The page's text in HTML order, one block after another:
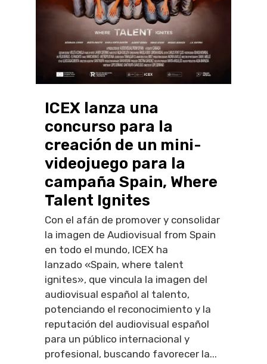
ICEX lanza una
concurso para la
creación de un mini-
videojuego para la
campaña Spain, Where
Talent Ignites
Con el afán de promover y consolidar
la imagen de Audiovisual from Spain
en todo el mundo, ICEX ha
lanzado «Spain, where talent
ignites», que vincula la imagen del
audiovisual español al talento,
potenciando el reconocimiento y la
reputación del audiovisual español
para un público internacional y
profesional, buscando favorecer la...